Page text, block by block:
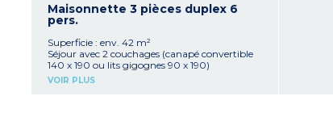
électrique, bouilloire, grill pain, cafetière à
capsules)
1 chambre avec 2 couchages : 1 grand lit 160 x
200
1 cabine fermée avec 2 lits superposés
Salle de bains avec baignoire ou douche, sèche-
cheveux, miroir grossissant , WC séparé
Petit balcon ou terrasse
Maisonnette 3 pièces duplex 6
pers.
Superficie : env. 42 m²
Séjour avec 2 couchages (canapé convertible
140 x 190 ou lits gigognes 90 x 190)
Kitchenette équipée (plaque vitrocéramique 4
VOIR PLUS